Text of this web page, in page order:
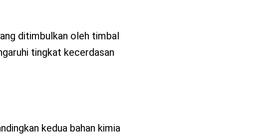
ditimbulkan oleh timbal
tingkat kecerdasan
kedua bahan kimia